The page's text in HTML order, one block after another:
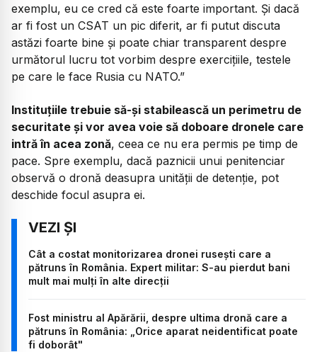
exemplu, eu ce cred că este foarte important. Și dacă
ar fi fost un CSAT un pic diferit, ar fi putut discuta
astăzi foarte bine și poate chiar transparent despre
următorul lucru tot vorbim despre exercițiile, testele
pe care le face Rusia cu NATO.”
Instituțiile trebuie să-și stabilească un perimetru de
securitate și vor avea voie să doboare dronele care
intră în acea zonă, ceea ce nu era permis pe timp de
pace. Spre exemplu, dacă paznicii unui penitenciar
observă o dronă deasupra unității de detenție, pot
deschide focul asupra ei.
Cât a costat monitorizarea dronei rusești care a
pătruns în România. Expert militar: S-au pierdut bani
mult mai mulți în alte direcții
Fost ministru al Apărării, despre ultima dronă care a
pătruns în România: „Orice aparat neidentificat poate
fi doborât"